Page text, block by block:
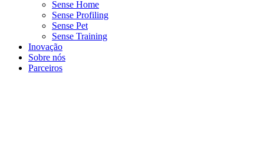
Sense Home
Sense Profiling
Sense Pet
Sense Training
Inovação
Sobre nós
Parceiros